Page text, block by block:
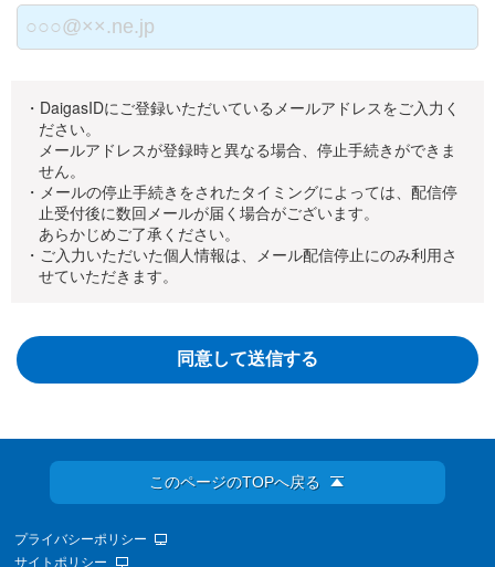
・DaigasIDにご登録いただいているメールアドレスをご入力く
ださい。
メールアドレスが登録時と異なる場合、停止手続きができま
せん。
・メールの停止手続きをされたタイミングによっては、配信停
止受付後に数回メールが届く場合がございます。
あらかじめご了承ください。
・ご入力いただいた個人情報は、メール配信停止にのみ利用さ
せていただきます。
このページのTOPへ戻る
プライバシーポリシー
サイトポリシー